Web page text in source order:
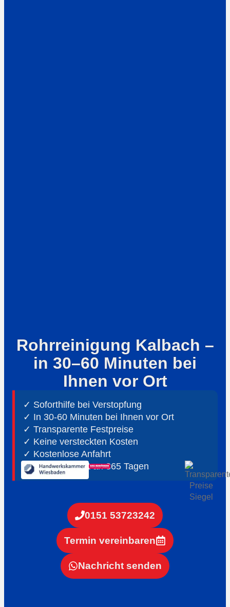
Rohrreinigung Kalbach –
in 30–60 Minuten bei
Ihnen vor Ort
✓ Soforthilfe bei Verstopfung
✓ In 30-60 Minuten bei Ihnen vor Ort
✓ ⁠Transparente Festpreise
✓ Keine versteckten Kosten
✓ Kostenlose Anfahrt
✓ ⁠24h Notdienst an 365 Tagen
0151 53723242
Termin vereinbaren
Nachricht senden